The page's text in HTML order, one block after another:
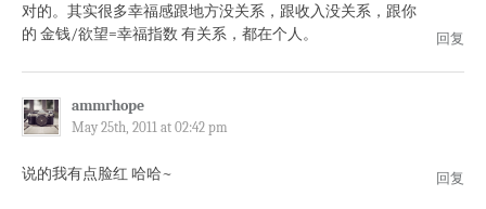
对的。其实很多幸福感跟地方没关系，跟收入没关系，跟你
的 金钱/欲望=幸福指数 有关系，都在个人。
回复
ammrhope
May 25th, 2011 at 02:42 pm
说的我有点脸红 哈哈~ 回复